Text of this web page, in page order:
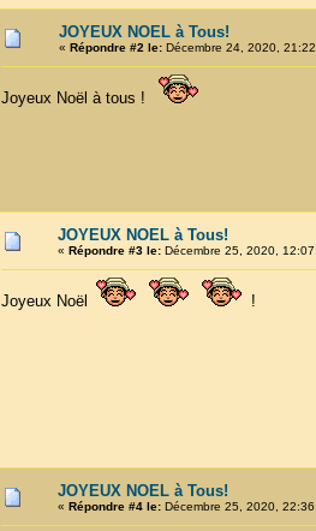
JOYEUX NOEL à Tous!
« Répondre #2 le:Décembre 24, 2020,
Joyeux Noël à tous !
JOYEUX NOEL à Tous!
« Répondre #3 le:Décembre 25, 2020,
Joyeux Noël !
JOYEUX NOEL à Tous!
« Répondre #4 le:Décembre 25, 2020,